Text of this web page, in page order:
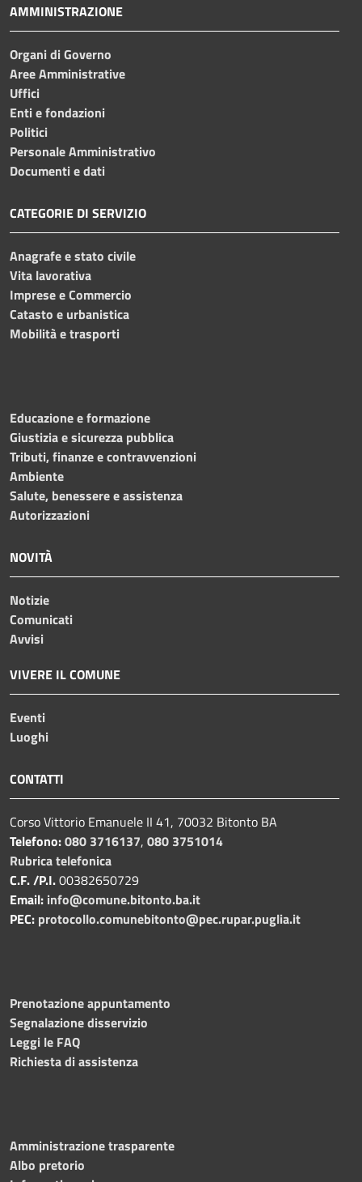
AMMINISTRAZIONE
Organi di Governo
Aree Amministrative
Uffici
Enti e fondazioni
Politici
Personale Amministrativo
Documenti e dati
CATEGORIE DI SERVIZIO
Anagrafe e stato civile
Vita lavorativa
Imprese e Commercio
Catasto e urbanistica
Mobilità e trasporti
Educazione e formazione
Giustizia e sicurezza pubblica
Tributi, finanze e contravvenzioni
Ambiente
Salute, benessere e assistenza
Autorizzazioni
NOVITÀ
Notizie
Comunicati
Avvisi
VIVERE IL COMUNE
Eventi
Luoghi
CONTATTI
Corso Vittorio Emanuele II 41, 70032 Bitonto BA
Telefono:080 3716137, 080 3751014
Rubrica telefonica
C.F. /P.I.00382650729
Email: info@comune.bitonto.ba.it
PEC: protocollo.comunebitonto@pec.rupar.puglia.it
Prenotazione appuntamento
Segnalazione disservizio
Leggi le FAQ
Richiesta di assistenza
Amministrazione trasparente
Albo pretorio